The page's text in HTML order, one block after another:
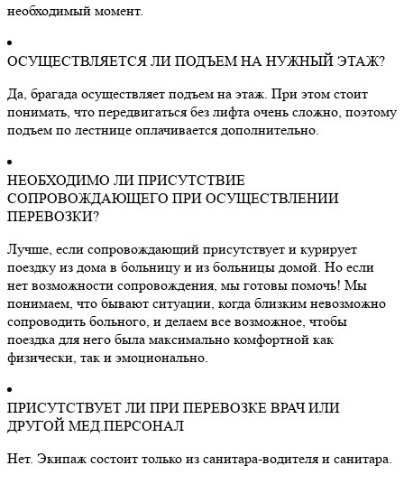
необходимый момент.
ОСУЩЕСТВЛЯЕТСЯ ЛИ ПОДЪЕМ НА НУЖНЫЙ ЭТАЖ?
Да, брагада осуществляет подъем на этаж. При этом стоит
понимать, что передвигаться без лифта очень сложно, поэтому
подъем по лестнице оплачивается дополнительно.
НЕОБХОДИМО ЛИ ПРИСУТСТВИЕ
СОПРОВОЖДАЮЩЕГО ПРИ ОСУЩЕСТВЛЕНИИ
ПЕРЕВОЗКИ?
Лучше, если сопровождающий присутствует и курирует
поездку из дома в больницу и из больницы домой. Но если
нет возможности сопровождения, мы готовы помочь! Мы
понимаем, что бывают ситуации, когда близким невозможно
сопроводить больного, и делаем все возможное, чтобы
поездка для него была максимально комфортной как
физически, так и эмоционально.
ПРИСУТСТВУЕТ ЛИ ПРИ ПЕРЕВОЗКЕ ВРАЧ ИЛИ
ДРУГОЙ МЕД.ПЕРСОНАЛ
Нет. Экипаж состоит только из санитара-водителя и санитара.